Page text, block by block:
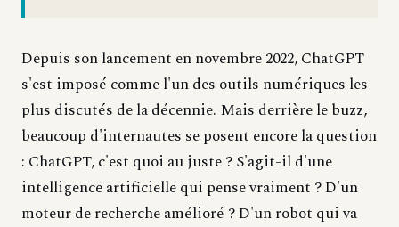
Depuis son lancement en novembre 2022, ChatGPT
s'est imposé comme l'un des outils numériques les
plus discutés de la décennie. Mais derrière le buzz,
beaucoup d'internautes se posent encore la question
: ChatGPT, c'est quoi au juste ? S'agit-il d'une
intelligence artificielle qui pense vraiment ? D'un
moteur de recherche amélioré ? D'un robot qui va